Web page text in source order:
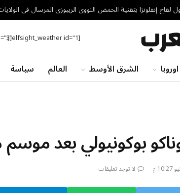
لقاح إنفلونزا بتقنية الحمض النووي الريبوزي المرسال في
[elfsight_weather id="1"]
[elfsight_weather id="3"]
اوروبا الشرق الأوسط العالم سياسة
بوكونيولي بعد
لا توجد تعليقات